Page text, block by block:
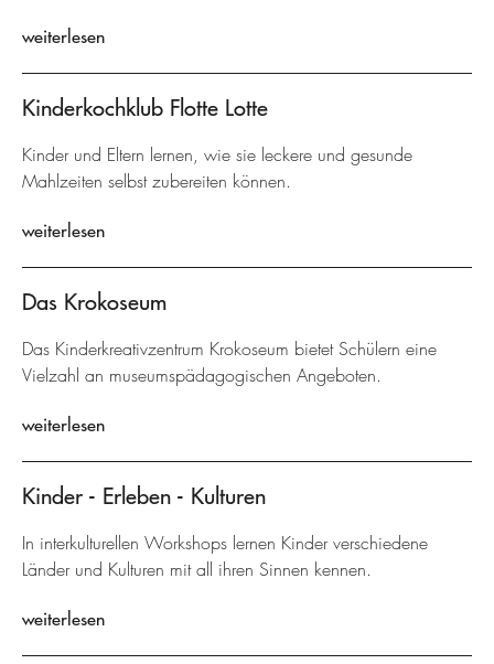
weiterlesen
Kinderkochklub Flotte Lotte
Kinder und Eltern lernen, wie sie leckere und gesunde
Mahlzeiten selbst zubereiten können.
weiterlesen
Das Krokoseum
Das Kinderkreativzentrum Krokoseum bietet Schülern eine
Vielzahl an museumspädagogischen Angeboten.
weiterlesen
Kinder - Erleben - Kulturen
In interkulturellen Workshops lernen Kinder verschiedene
Länder und Kulturen mit all ihren Sinnen kennen.
weiterlesen